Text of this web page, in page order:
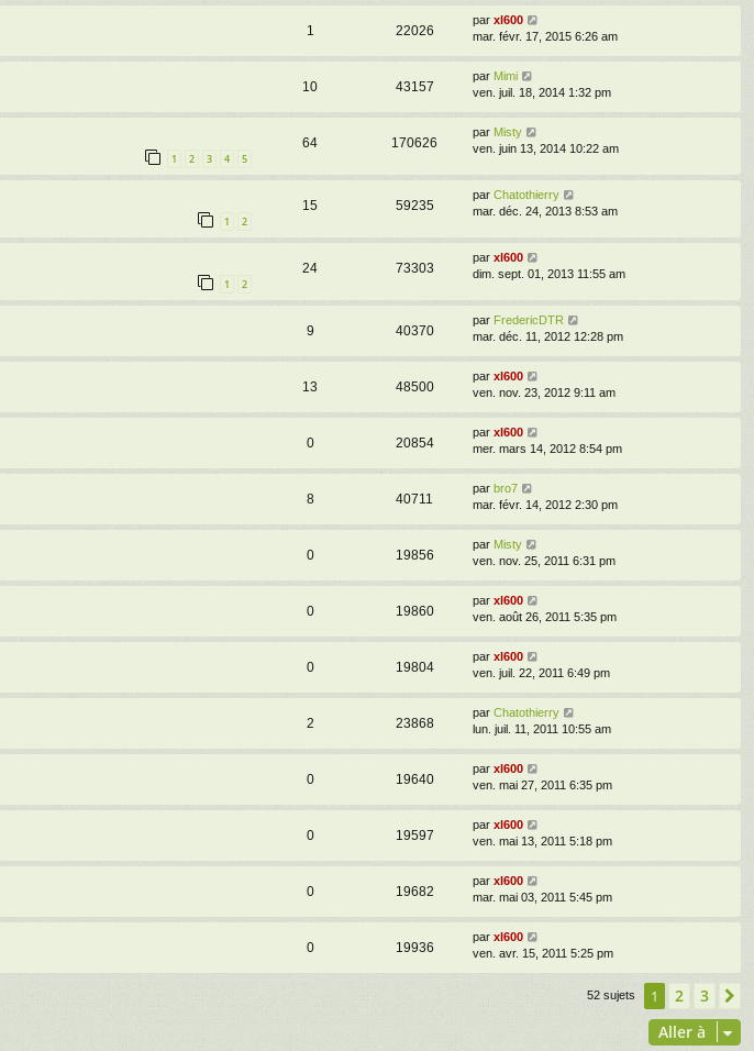
1 22026
par xl600
mar. févr. 17, 2015 6:26 am
10 43157
par Mimi
ven. juil. 18, 2014 1:32 pm
1 2 3 4 5
64 170626
par Misty
ven. juin 13, 2014 10:22 am
1 2
15 59235
par Chatothierry
mar. déc. 24, 2013 8:53 am
1 2
24 73303
par xl600
dim. sept. 01, 2013 11:55 am
9 40370
par FredericDTR
mar. déc. 11, 2012 12:28 pm
13 48500
par xl600
ven. nov. 23, 2012 9:11 am
0 20854
par xl600
mer. mars 14, 2012 8:54 pm
8 40711
par bro7
mar. févr. 14, 2012 2:30 pm
0 19856
par Misty
ven. nov. 25, 2011 6:31 pm
0 19860
par xl600
ven. août 26, 2011 5:35 pm
0 19804
par xl600
ven. juil. 22, 2011 6:49 pm
2 23868
par Chatothierry
lun. juil. 11, 2011 10:55 am
0 19640
par xl600
ven. mai 27, 2011 6:35 pm
0 19597
par xl600
ven. mai 13, 2011 5:18 pm
0 19682
par xl600
mar. mai 03, 2011 5:45 pm
0 19936
par xl600
ven. avr. 15, 2011 5:25 pm
52 sujets 1 2 3
Aller à